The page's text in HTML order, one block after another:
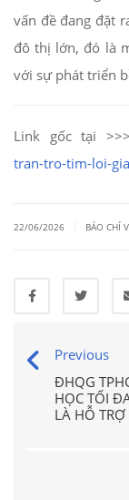
vấn đề đang đặt
đô thị lớn, đó là
với sự phát triển
Link gốc tại
tran-tro-tim-loi-
22/06/2026 BÁO CHÍ
Previous
ĐHQG
HỌC TỐI
LÀ HỖ TRỢ